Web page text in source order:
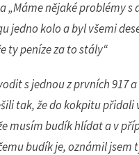
„Máme nějaké problémy
jedno kolo a byl všemi
ty peníze za to stály“
s jednou z prvních
tak, že do kokpitu
musím budík hlídat a v
budík je, oznámil